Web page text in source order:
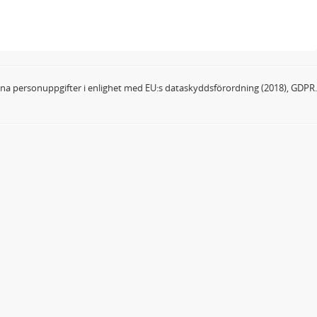
personuppgifter i enlighet med EU:s dataskyddsförordning (2018), GDPR.